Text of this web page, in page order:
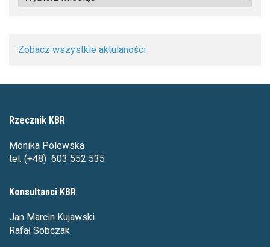
wg
Zobacz wszystkie aktulaności
Rzecznik KBR
Monika Polewska
tel. (+48) 603 552 535
Konsultanci KBR
Jan Marcin Kujawski
Rafał Sobczak